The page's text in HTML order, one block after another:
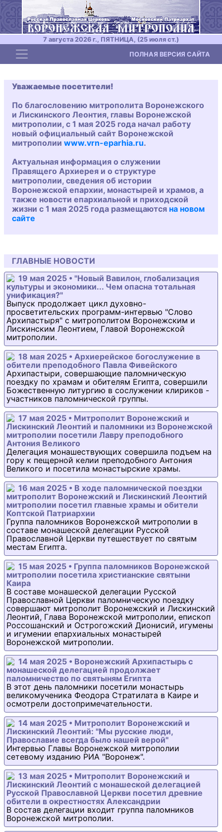
7 августа 2026 г., ПЯТНИЦА, (25 июля ст.)
Toggle navigation ПОЛНАЯ ВЕРСИЯ САЙТА
Уважаемые посетители!
По благословению митрополита Воронежского
и Лискинского Леонтия, главы Воронежской
митрополии, с 1 мая 2025 года начал работу
новый официальный сайт Воронежской
митрополии www.vrn-eparhia.ru.
Актуальная информация о служении
Правящего Архиерея и о структуре
митрополии, сведения об истории
Воронежской епархии, монастырей и храмов, а
также новости епархиальной и приходской
жизни с 1 мая 2025 года размещаются на новом
сайте
ГЛАВНЫЕ НОВОСТИ
19 мая 2025 • "Новый Вавилон, глобализация
культуры и экономики... Чем опасна тотальная
унификация?"
Выпуск продолжает цикл духовно-
просветительских программ-интервью "Слово
Архипастыря" с митрополитом Воронежским и
Лискинским Леонтием, Главой Воронежской
митрополии.
18 мая 2025 • Архиерейское богослужение в
обители преподобного Павла Фивейского
Архипастыри, совершающие паломническую
поездку по храмам и обителям Египта, совершили
Божественную литургию в сослужении клириков -
участников паломнической группы.
17 мая 2025 • Митрополит Воронежский и
Лискинский Леонтий и паломники из Воронежской
митрополии посетили Лавру преподобного
Антония Великого
Делегация монашествующих совершила подъем на
гору к пещерной келии преподобного Антония
Великого и посетила монастырские храмы.
16 мая 2025 • В ходе паломнической поездки
митрополит Воронежский и Лискинский Леонтий
митрополии посетил главные храмы и обители
Коптской Патриархии
Группа паломников Воронежской митрополии в
составе монашеской делегации Русской
Православной Церкви путешествует по святым
местам Египта.
15 мая 2025 • Группа паломников Воронежской
митрополии посетила христианские святыни
Каира
В составе монашеской делегации Русской
Православной Церкви паломническую поездку
совершают митрополит Воронежский и Лискинский
Леонтий, Глава Воронежской митрополии, епископ
Россошанский и Острогожский Дионисий, игумены
и игумении епархиальных монастырей
Воронежской митрополии.
14 мая 2025 • Воронежский Архипастырь с
монашеской делегацией продолжает
паломничество по святыням Египта
В этот день паломники посетили монастырь
великомученика Феодора Стратилата в Каире и
осмотрели достопримечательности.
14 мая 2025 • Митрополит Воронежский и
Лискинский Леонтий: "Мы русские люди,
Православие всегда было нашей верой"
Интервью Главы Воронежской митрополии
сетевому изданию РИА "Воронеж".
13 мая 2025 • Митрополит Воронежский и
Лискинский Леонтий с монашеской делегацией
Русской Православной Церкви посетил древние
обители в окрестностях Александрии
В состав делегации входит группа паломников
Воронежской митрополии.